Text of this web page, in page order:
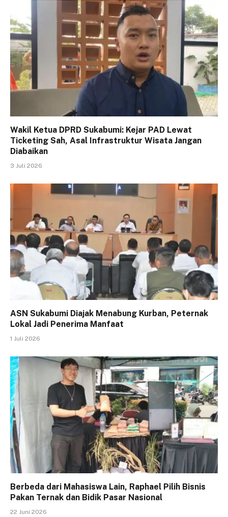
Wakil Ketua DPRD Sukabumi: Kejar PAD Lewat
Ticketing Sah, Asal Infrastruktur Wisata Jangan
Diabaikan
3 Juli 2026
ASN Sukabumi Diajak Menabung Kurban, Peternak
Lokal Jadi Penerima Manfaat
1 Juli 2026
Berbeda dari Mahasiswa Lain, Raphael Pilih Bisnis
Pakan Ternak dan Bidik Pasar Nasional
22 Juni 2026